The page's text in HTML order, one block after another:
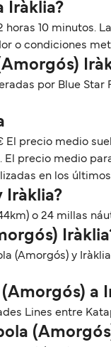
Iràklia?
10 minutos.
o condiciones
por Blue
precio medio
precio medio
en los
Iràklia?
o 24 millas
(Amorgós) y
a
Lines entre